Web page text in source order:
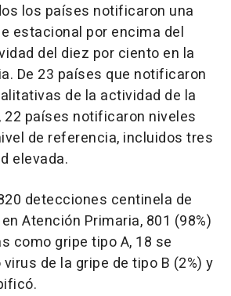
los países notificaron una
estacional por encima del
del diez por ciento en la
De 23 países que notificaron
de la actividad de la
países notificaron niveles
de referencia, incluidos tres
elevada.
detecciones centinela de
Atención Primaria, 801 (98%)
como gripe tipo A, 18 se
de la gripe de tipo B (2%) y